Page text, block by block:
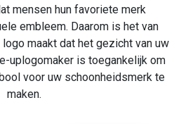
mensen hun favoriete merk
embleem. Daarom is het van
maakt dat het gezicht van uw
uplogomaker is toegankelijk om
voor uw schoonheidsmerk te
maken.